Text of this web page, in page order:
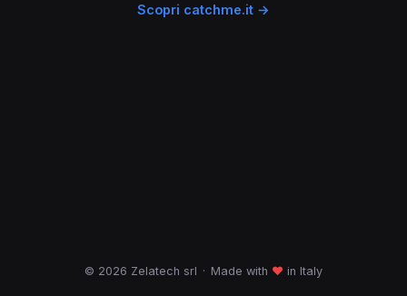
Scopri catchme.it →
© 2026 Zelatech srl · Made with ♥ in Italy